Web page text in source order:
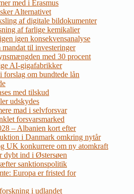
med i Erasmus
Alternativet
af digitale bildokumenter
af farlige kemikalier
igen konsekvensanalyse
til investeringer
med 30 procent
AI-gigafabrikker
forslag om bundtede lån
med tilskud
udskydes
mad i selvforsvar
forsvarsmarked
– Albanien kort efter
i Danmark omkring nytår
UK konkurrere om ny atomkraft
dybt ind i Østersøen
sanktionspolitik
Europa er fristed for
i udlandet